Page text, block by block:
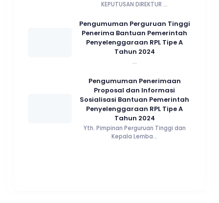
KEPUTUSAN DIREKTUR ...
Pengumuman Perguruan Tinggi
Penerima Bantuan Pemerintah
Penyelenggaraan RPL Tipe A
Tahun 2024
...
Pengumuman Penerimaan
Proposal dan Informasi
Sosialisasi Bantuan Pemerintah
Penyelenggaraan RPL Tipe A
Tahun 2024
Yth. Pimpinan Perguruan Tinggi dan
Kepala Lemba...